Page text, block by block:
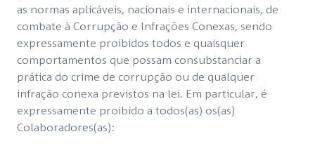
as normas aplicáveis, nacionais e internacionais, de
combate à Corrupção e Infrações Conexas, sendo
expressamente proibidos todos e quaisquer
comportamentos que possam consubstanciar a
prática do crime de corrupção ou de qualquer
infração conexa previstos na lei. Em particular, é
expressamente proibido a todos(as) os(as)
Colaboradores(as):